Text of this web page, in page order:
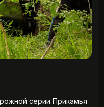
серии Прикамья